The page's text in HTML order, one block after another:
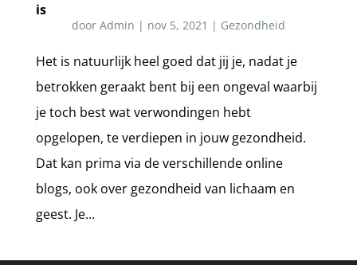
is
door Admin | nov 5, 2021 | Gezondheid
Het is natuurlijk heel goed dat jij je, nadat je
betrokken geraakt bent bij een ongeval waarbij
je toch best wat verwondingen hebt
opgelopen, te verdiepen in jouw gezondheid.
Dat kan prima via de verschillende online
blogs, ook over gezondheid van lichaam en
geest. Je...